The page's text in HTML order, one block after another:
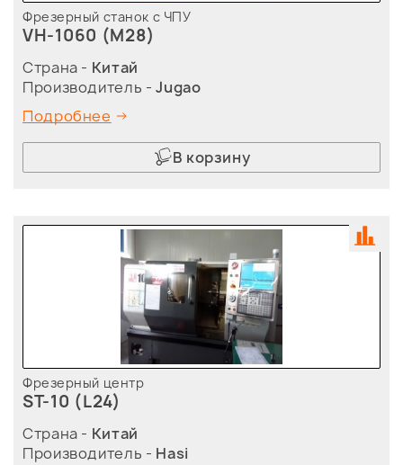
Фрезерный станок с ЧПУ
VH-1060 (M28)
Страна - Китай
Производитель -Jugao
Подробнее
В корзину
Фрезерный центр
ST-10 (L24)
Страна - Китай
Производитель - Hasi